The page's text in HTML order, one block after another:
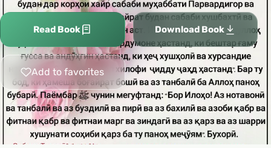
Read Book Download Book
Add to favorites